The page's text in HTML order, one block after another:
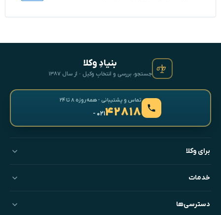
بنیادِ وکلا
جستجو، بررسی و انتخابِ وکیل · از سال ۱۳۸۷
تماس و پشتیبانی · همه‌روزه ۸ تا ۲۴
۴۲۸۱۸- ۰۲۱
برای وکلا
خدمات
دسترسی‌ها